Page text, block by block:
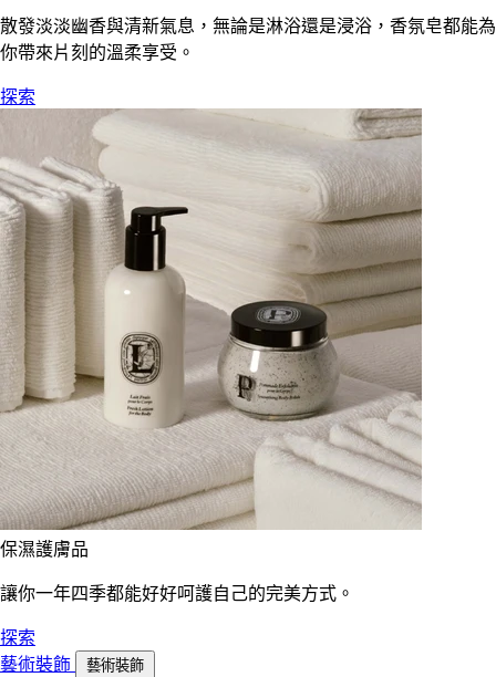
散發淡淡幽香與清新氣息，無論是淋浴還是浸浴，香氛皂都能為
你帶來片刻的溫柔享受。
探索
保濕護膚品
讓你一年四季都能好好呵護自己的完美方式。
探索
藝術裝飾
藝術裝飾